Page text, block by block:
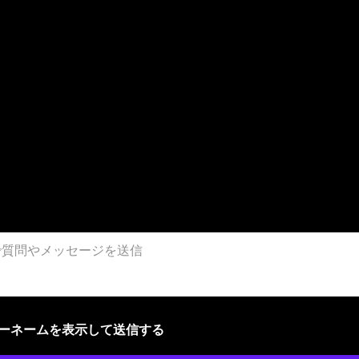
ネームを表示して送信する